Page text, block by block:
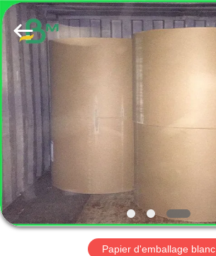
MAISON
PRODUITS
AU
SUJET
DE
NOUS
GUANGZHOU
BMPAPER
CO.,
LTD..
Reserved.
Papier d'emballage blanc